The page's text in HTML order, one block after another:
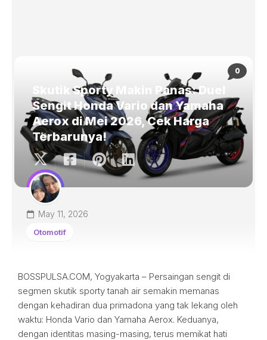
0
Skutik Sporty Makin Panas: Duel
Sengit Honda Vario dan Yamaha
Aerox di Mei 2026, Cek Harga
Terbarunya!
May 11, 2026
Otomotif
BOSSPULSA.COM, Yogyakarta – Persaingan sengit di
segmen skutik sporty tanah air semakin memanas
dengan kehadiran dua primadona yang tak lekang oleh
waktu: Honda Vario dan Yamaha Aerox. Keduanya,
dengan identitas masing-masing, terus memikat hati